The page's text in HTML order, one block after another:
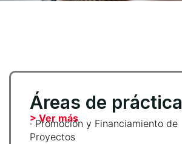
Áreas de práctica
> Ver más
· Promoción y Financiamiento de
Proyectos